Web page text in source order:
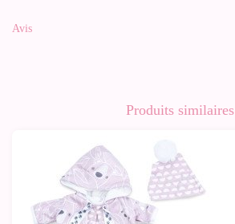
Avis
Produits similaires